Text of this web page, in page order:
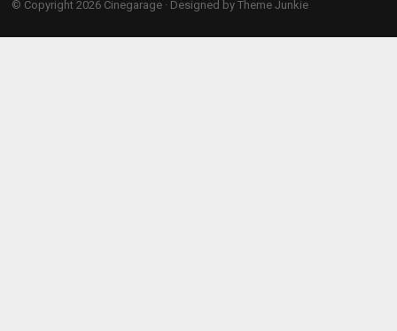
© Copyright 2026 Cinegarage · Designed byTheme Junkie